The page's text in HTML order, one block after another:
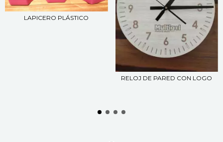
LAPICERO PLÁSTICO
RELOJ DE PARED CON LOGO